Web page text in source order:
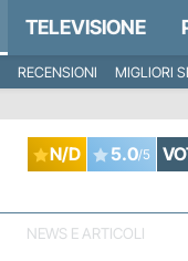
TELEVISIONE
RECENSIONI MIGLIORI
N/D 5.0/5
NEWS E ARTICOLI